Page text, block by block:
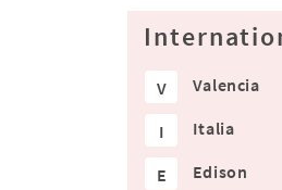
V Valencia
I Italia
E Edison